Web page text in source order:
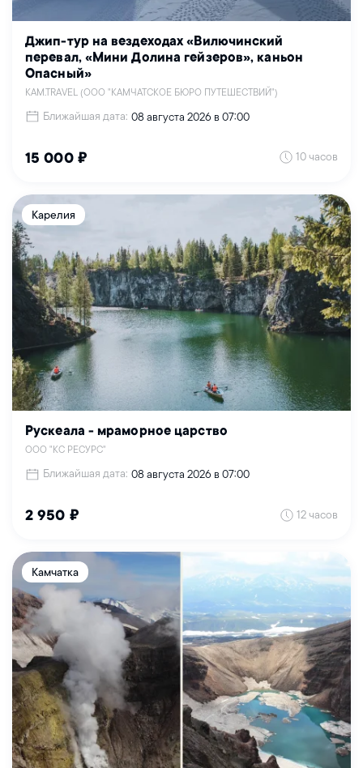
Джип-тур на вездеходах «Вилючинский
перевал, «Мини Долина гейзеров», каньон
Опасный»
KAM.TRAVEL (ООО "КАМЧАТСКОЕ БЮРО ПУТЕШЕСТВИЙ")
Ближайшая дата: 08 августа 2026 в 07:00
15 000 ₽ 10 часов
Карелия
Рускеала - мраморное царство
ООО "КС РЕСУРС"
Ближайшая дата: 08 августа 2026 в 07:00
2 950 ₽ 12 часов
Камчатка